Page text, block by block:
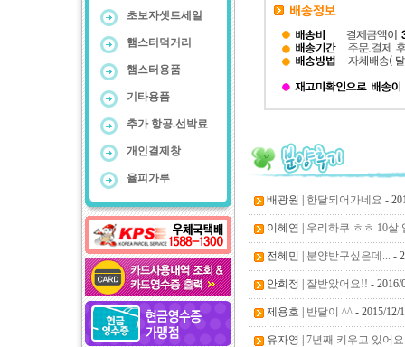
초보자셋트세일
햄스터먹거리
햄스터용품
기타용품
추가 항공.선박료
개인결제창
율피가루
배광원 | 한달되어가네요 -
이혜연 | 우리하쿠 ㅎㅎ 10살
전혜민 | 분양받구싶은데... -
안희정 | 잘받았어요!! - 2016/
제용호 | 반달이 ^^ - 2015/12/
유자영 | 7년째 키우고 있어